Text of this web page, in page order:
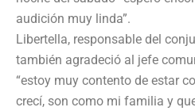
audición muy linda”.
Libertella, responsable del
también agradeció al jefe
“estoy muy contento de estar
crecí, son como mi familia y